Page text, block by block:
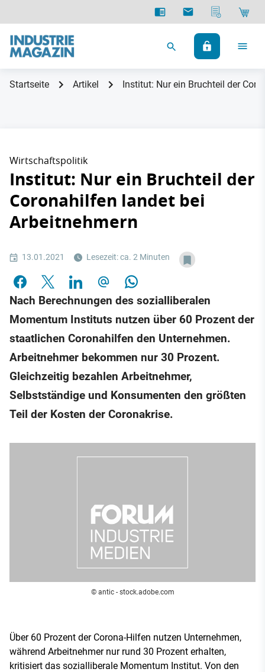
Startseite Artikel Institut: Nur ein Bruchteil der
Wirtschaftspolitik
Institut: Nur ein Bruchteil der
Coronahilfen landet bei
Arbeitnehmern
13.01.2021 Lesezeit: ca. 2 Minuten
Nach Berechnungen des sozialliberalen
Momentum Instituts nutzen über 60 Prozent der
staatlichen Coronahilfen den Unternehmen.
Arbeitnehmer bekommen nur 30 Prozent.
Gleichzeitig bezahlen Arbeitnehmer,
Selbstständige und Konsumenten den größten
Teil der Kosten der Coronakrise.
© antic - stock.adobe.com
Über 60 Prozent der Corona-Hilfen nutzen Unternehmen,
während Arbeitnehmer nur rund 30 Prozent erhalten,
kritisiert das sozialliberale Momentum Institut. Von den